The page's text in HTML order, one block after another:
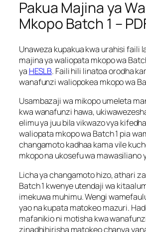
Pakua Majina ya
Mkopo Batch 1 –
Unaweza kupakua kwa urahisi faili
majina ya waliopata mkopo wa
ya HESLB. Faili hili linatoa orodha
wanafunzi waliopokea mkopo wa
Usambazaji wa mikopo umeleta
kwa wanafunzi hawa,
elimu ya juu bila vikwazo vya
waliopata mkopo wa Batch 1 pia
changamoto kadhaa kama vile
mkopo na ukosefu wa mawasiliano
Licha ya changamoto hizo, athari
Batch 1 kwenye utendaji wa
imekuwa muhimu. Wengi
yao na kupata matokeo mazuri.
mafanikio ni motisha kwa
zinadhihirisha matokeo chanya